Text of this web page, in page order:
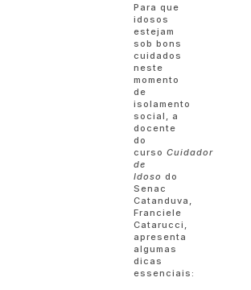
Para que
idosos
estejam
sob bons
cuidados
neste
momento
de
isolamento
social, a
docente
do
curso Cuidador
de
Idoso do
Senac
Catanduva,
Franciele
Catarucci,
apresenta
algumas
dicas
essenciais: